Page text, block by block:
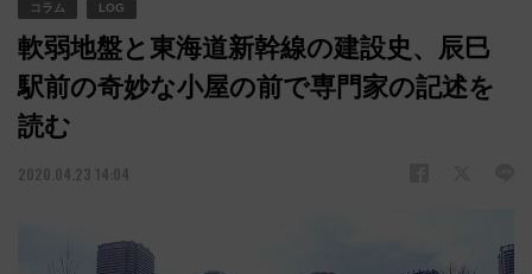
コラム LOG
軟弱地盤と東海道新幹線の建設史、辰巳
駅前の奇妙な小屋の前で専門家の記述を
読む
2020.04.23 14:04